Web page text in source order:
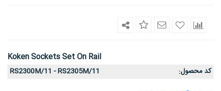
Koken Sockets Set On Rail
کد محصول:
RS2300M/11 - RS2305M/11